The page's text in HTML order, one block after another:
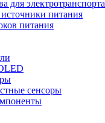
для электротранспорта
питания
питания
сенсоры